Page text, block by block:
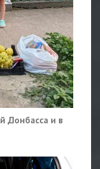
Донбасса и в